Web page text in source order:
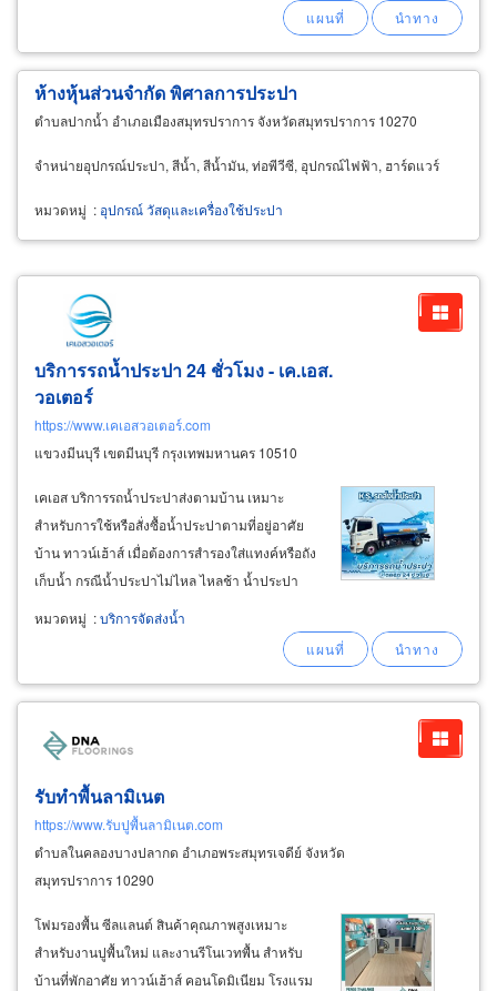
สำหรับท่อส่งน้ำชนิดทนความดัน, อุปกรณ์ท่อเชื่อม
ด้วยไฟฟ้า
ห้างหุ้นส่วนจำกัด พิศาลการประปา
ตำบลปากน้ำ อำเภอเมืองสมุทรปราการ จังหวัดสมุทรปราการ 10270
จำหน่ายอุปกรณ์ประปา, สีน้ำ, สีน้ำมัน, ท่อพีวีซี, อุปกรณ์ไฟฟ้า, ฮาร์ดแวร์
หมวดหมู่ : อุปกรณ์ วัสดุและเครื่องใช้ประปา
บริการรถน้ำประปา 24 ชั่วโมง - เค.เอส.
วอเตอร์
https://www.เคเอสวอเตอร์.com
แขวงมีนบุรี เขตมีนบุรี กรุงเทพมหานคร 10510
เคเอส บริการรถน้ำประปาส่งตามบ้าน เหมาะ
สำหรับการใช้หรือสั่งซื้อน้ำประปาตามที่อยู่อาศัย
บ้าน ทาวน์เฮ้าส์ เมื่อต้องการสำรองใส่แทงค์หรือถัง
เก็บน้ำ กรณีน้ำประปาไม่ไหล ไหลช้า น้ำประปา
ไม่ทันใช้ ไม่พอใช้ บริษัท เคเอส จำกัด บริการจัด
จำหน่ายน้ำประปา ส่งถึงที่ด้วยรถบรรทุกติดตั้งแทง
หมวดหมู่ :บริการจัดส่งน้ำ
รับทำพื้นลามิเนต
https://www.รับปูพื้นลามิเนต.com
ตำบลในคลองบางปลากด อำเภอพระสมุทรเจดีย์ จังหวัด
สมุทรปราการ 10290
โฟมรองพื้น ซีลแลนต์ สินค้าคุณภาพสูงเหมาะ
สำหรับงานปูพื้นใหม่ และงานรีโนเวทพื้น สำหรับ
บ้านที่พักอาศัย ทาวน์เฮ้าส์ คอนโดมิเนียม โรงแรม